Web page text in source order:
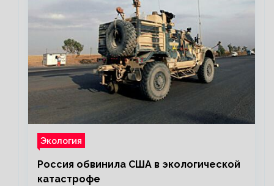
Экология
Россия обвинила США в экологической
катастрофе